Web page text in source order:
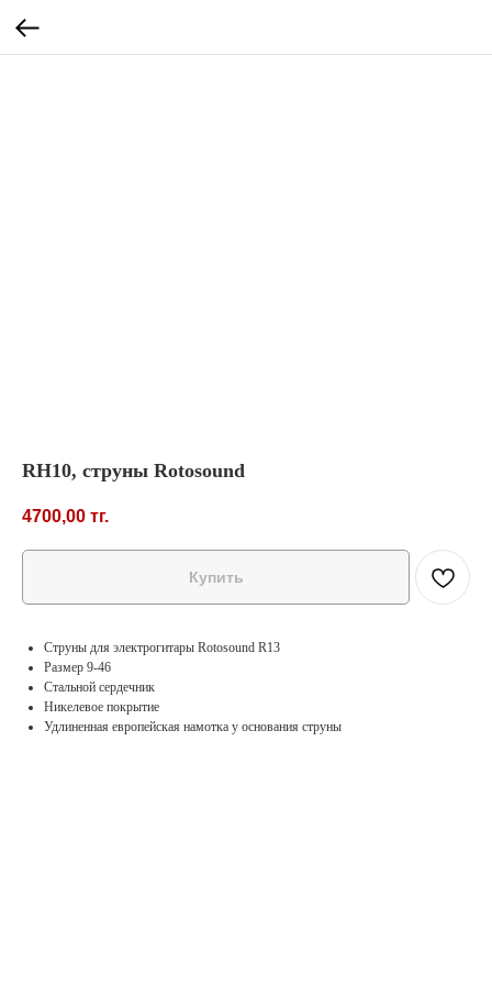
RH10, струны Rotosound
4700,00 тг.
Купить
Струны для электрогитары Rotosound R13
Размер 9-46
Стальной сердечник
Никелевое покрытие
Удлиненная европейская намотка у основания струны